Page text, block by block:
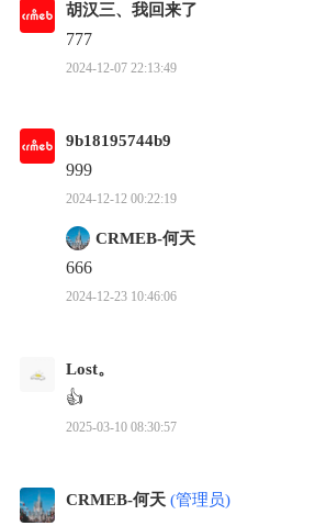
胡汉三、我回来了
777
2024-12-07 22:13:49
9b18195744b9
999
2024-12-12 00:22:19
CRMEB-何天
666
2024-12-23 10:46:06
Lost。
👍
2025-03-10 08:30:57
CRMEB-何天 (管理员)